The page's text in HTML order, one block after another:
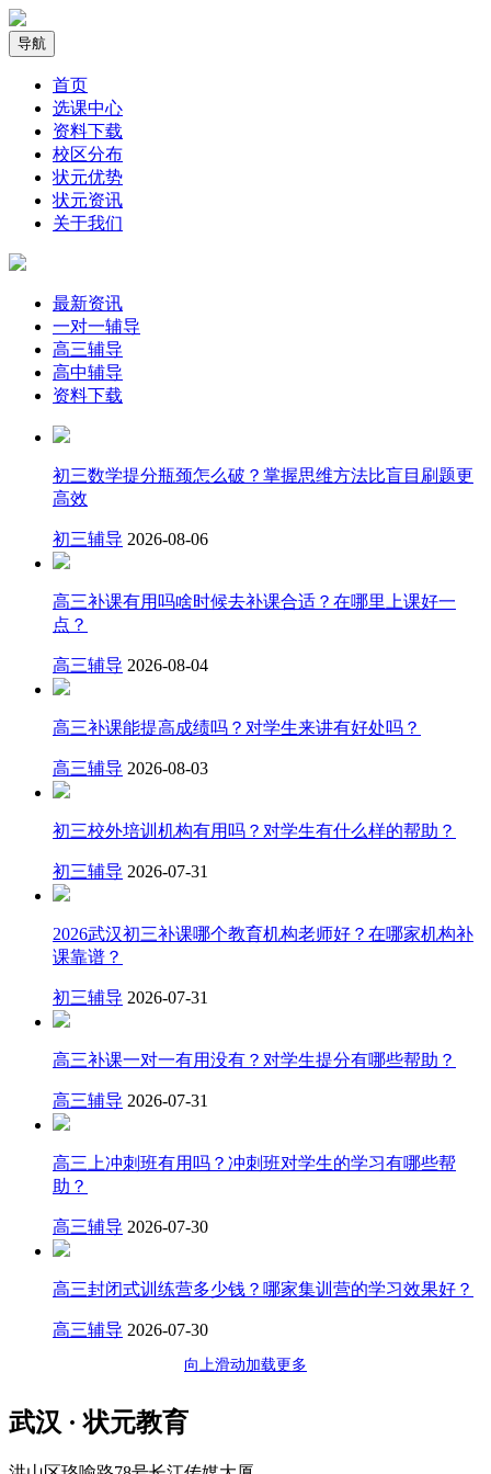
导航
首页
选课中心
资料下载
校区分布
状元优势
状元资讯
关于我们
最新资讯
一对一辅导
高三辅导
高中辅导
资料下载
​初三数学提分瓶颈怎么破？掌握思维方法比盲目刷题更
高效
初三辅导 2026-08-06
高三补课有用吗啥时候去补课合适？在哪里上课好一
点？
高三辅导 2026-08-04
高三补课能提高成绩吗？对学生来讲有好处吗？
高三辅导 2026-08-03
初三校外培训机构有用吗？对学生有什么样的帮助？
初三辅导 2026-07-31
2026武汉初三补课哪个教育机构老师好？在哪家机构补
课靠谱？
初三辅导 2026-07-31
高三补课一对一有用没有？对学生提分有哪些帮助？
高三辅导 2026-07-31
高三上冲刺班有用吗？冲刺班对学生的学习有哪些帮
助？
高三辅导 2026-07-30
高三封闭式训练营多少钱？哪家集训营的学习效果好？
高三辅导 2026-07-30
向上滑动加载更多
武汉 · 状元教育